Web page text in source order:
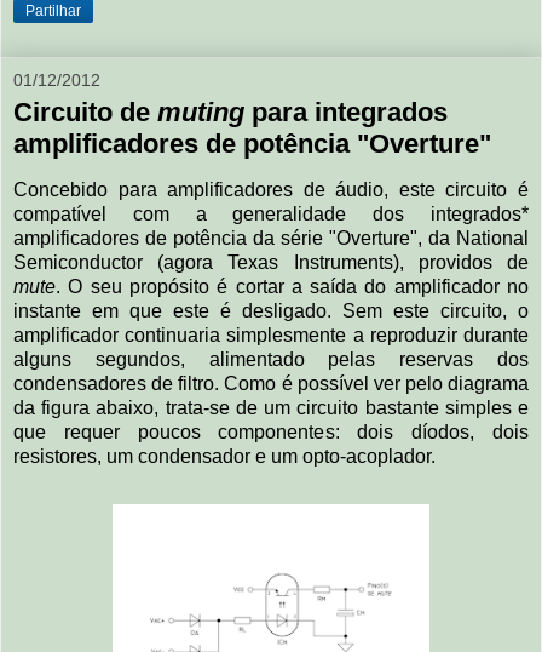
Partilhar
01/12/2012
Circuito de muting para integrados
amplificadores de potência "Overture"
Concebido para amplificadores de áudio, este circuito é
compatível com a generalidade dos integrados*
amplificadores de potência da série "Overture", da National
Semiconductor (agora Texas Instruments), providos de
mute. O seu propósito é cortar a saída do amplificador no
instante em que este é desligado. Sem este circuito, o
amplificador continuaria simplesmente a reproduzir durante
alguns segundos, alimentado pelas reservas dos
condensadores de filtro. Como é possível ver pelo diagrama
da figura abaixo, trata-se de um circuito bastante simples e
que requer poucos componentes: dois díodos, dois
resistores, um condensador e um opto-acoplador.